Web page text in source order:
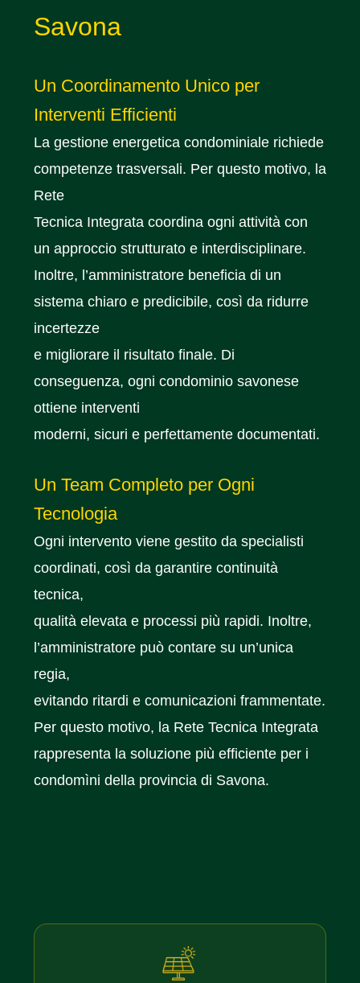
Savona
Un Coordinamento Unico per
Interventi Efficienti
La gestione energetica condominiale richiede
competenze trasversali. Per questo motivo, la
Rete
Tecnica Integrata coordina ogni attività con
un approccio strutturato e interdisciplinare.
Inoltre, l’amministratore beneficia di un
sistema chiaro e predicibile, così da ridurre
incertezze
e migliorare il risultato finale. Di
conseguenza, ogni condominio savonese
ottiene interventi
moderni, sicuri e perfettamente documentati.
Un Team Completo per Ogni
Tecnologia
Ogni intervento viene gestito da specialisti
coordinati, così da garantire continuità
tecnica,
qualità elevata e processi più rapidi. Inoltre,
l’amministratore può contare su un’unica
regia,
evitando ritardi e comunicazioni frammentate.
Per questo motivo, la Rete Tecnica Integrata
rappresenta la soluzione più efficiente per i
condomìni della provincia di Savona.